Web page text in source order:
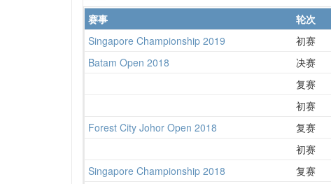
赛事 轮次
Singapore Championship 2019
初赛
Batam Open 2018 决赛
复赛
初赛
Forest City Johor Open 2018 复赛
初赛
Singapore Championship 2018 复赛